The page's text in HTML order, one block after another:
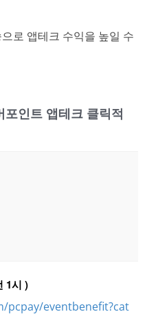
로 앱테크 수익을 높일 수
인트 앱테크 클릭적
1시 )
pcpay/eventbenefit?cat